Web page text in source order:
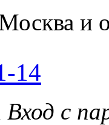
и
14
Вход с